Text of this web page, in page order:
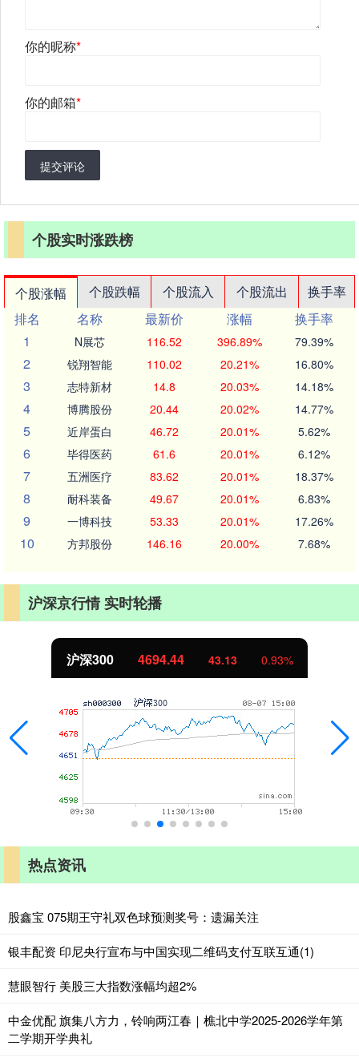
你的昵称*
你的邮箱*
提交评论
个股实时涨跌榜
个股涨幅 个股跌幅 个股流入 个股流出
换手率
排名
名称 最新价 涨幅
换手率
1
N展芯 116.52 396.89% 79.39%
2 锐翔智能 110.02 20.21% 16.80%
3 志特新材 14.8 20.03% 14.18%
4 博腾股份 20.44 20.02% 14.77%
5 近岸蛋白 46.72 20.01% 5.62%
6 毕得医药 61.6 20.01% 6.12%
7 五洲医疗 83.62 20.01% 18.37%
8 耐科装备 49.67 20.01% 6.83%
9 一博科技 53.33 20.01% 17.26%
10 方邦股份 146.16 20.00% 7.68%
沪深京行情 实时轮播
沪深300 4694.44 43.13 0.93%
热点资讯
股鑫宝 075期王守礼双色球预测奖号：遗漏关注
银丰配资 印尼央行宣布与中国实现二维码支付互联互通(1)
慧眼智行 美股三大指数涨幅均超2%
中金优配 旗集八方力，铃响两江春｜樵北中学2025-2026学年第
二学期开学典礼